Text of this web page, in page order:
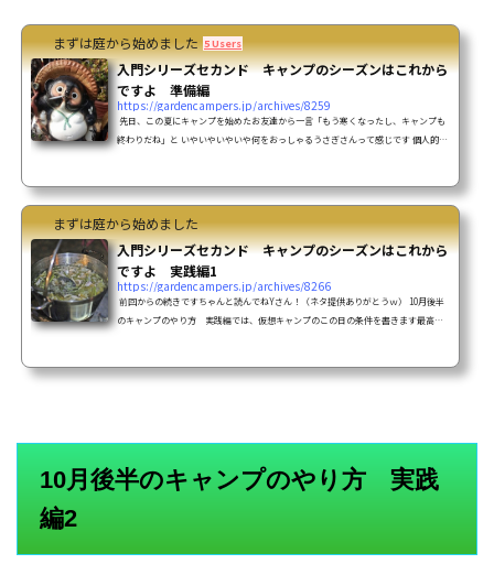
まずは庭から始めました 5 Users
入門シリーズセカンド キャンプのシーズンはこれから
ですよ 準備編
https://gardencampers.jp/archives/8259
先日、この夏にキャンプを始めたお友達から一言「もう寒くなったし、キャンプも
終わりだね」と いやいやいやいや何をおっしゃるうさぎさんって感じです 個人的な
温25℃前後最低気温15℃前後なんとも過ごしやすい気温じゃないですかね 今までが
ドシーズンとして書...
まずは庭から始めました
入門シリーズセカンド キャンプのシーズンはこれから
ですよ 実践編1
https://gardencampers.jp/archives/8266
前回からの続きですちゃんと読んでねYさん！（ネタ提供ありがとうｗ） 10月後半
のキャンプのやり方 実践編では、仮想キャンプのこの日の条件を書きます最高気
たことないので分かりませんけどｗ キャンプ場は仮想標高200m前後のオートキャ
10月後半のキャンプのやり方 実践
編2